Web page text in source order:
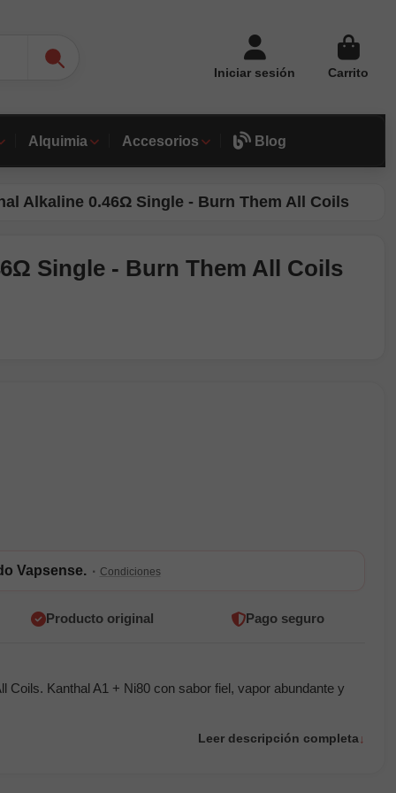
Iniciar sesión Carrito
Alquimia Accesorios Blog
Alkaline 0.46Ω Single - Burn Them All Coils
Single - Burn Them All Coils
Vapsense. · Condiciones
Producto original Pago seguro
Kanthal A1 + Ni80 con sabor fiel, vapor abundante y
Leer descripción completa